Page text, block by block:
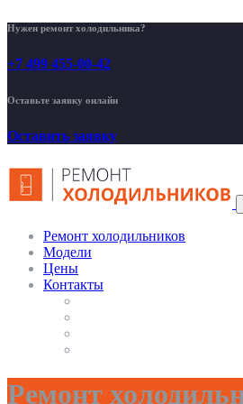
Нужен ремонт холодильника?
+7 499 455-00-42
Оставьте заявку онлайн
Оставить заявку
Ремонт холодильников
Модели
Цены
Контакты
Ремонт